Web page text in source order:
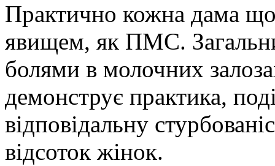
Практично кожна дама
явищем, як ПМС.
болями в молочних
демонструє практика,
відповідальну
відсоток жінок.